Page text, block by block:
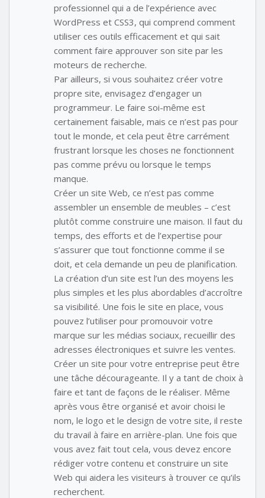
professionnel qui a de l’expérience avec
WordPress et CSS3, qui comprend comment
utiliser ces outils efficacement et qui sait
comment faire approuver son site par les
moteurs de recherche.
Par ailleurs, si vous souhaitez créer votre
propre site, envisagez d’engager un
programmeur. Le faire soi-même est
certainement faisable, mais ce n’est pas pour
tout le monde, et cela peut être carrément
frustrant lorsque les choses ne fonctionnent
pas comme prévu ou lorsque le temps
manque.
Créer un site Web, ce n’est pas comme
assembler un ensemble de meubles – c’est
plutôt comme construire une maison. Il faut du
temps, des efforts et de l’expertise pour
s’assurer que tout fonctionne comme il se
doit, et cela demande un peu de planification.
La création d’un site est l’un des moyens les
plus simples et les plus abordables d’accroître
sa visibilité. Une fois le site en place, vous
pouvez l’utiliser pour promouvoir votre
marque sur les médias sociaux, recueillir des
adresses électroniques et suivre les ventes.
Créer un site pour votre entreprise peut être
une tâche décourageante. Il y a tant de choix à
faire et tant de façons de le réaliser. Même
après vous être organisé et avoir choisi le
nom, le logo et le design de votre site, il reste
du travail à faire en arrière-plan. Une fois que
vous avez fait tout cela, vous devez encore
rédiger votre contenu et construire un site
Web qui aidera les visiteurs à trouver ce qu’ils
recherchent.